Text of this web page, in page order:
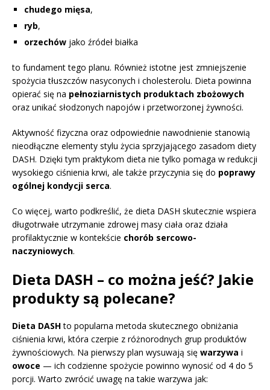
chudego mięsa,
ryb,
orzechów jako źródeł białka
to fundament tego planu. Również istotne jest zmniejszenie
spożycia tłuszczów nasyconych i cholesterolu. Dieta powinna
opierać się na pełnoziarnistych produktach zbożowych
oraz unikać słodzonych napojów i przetworzonej żywności.
Aktywność fizyczna oraz odpowiednie nawodnienie stanowią
nieodłączne elementy stylu życia sprzyjającego zasadom diety
DASH. Dzięki tym praktykom dieta nie tylko pomaga w redukcji
wysokiego ciśnienia krwi, ale także przyczynia się do poprawy
ogólnej kondycji serca.
Co więcej, warto podkreślić, że dieta DASH skutecznie wspiera
długotrwałe utrzymanie zdrowej masy ciała oraz działa
profilaktycznie w kontekście chorób sercowo-
naczyniowych.
Dieta DASH – co można jeść? Jakie
produkty są polecane?
Dieta DASHto popularna metoda skutecznego obniżania
ciśnienia krwi, która czerpie z różnorodnych grup produktów
żywnościowych. Na pierwszy plan wysuwają się warzywa i
owoce — ich codzienne spożycie powinno wynosić od 4 do 5
porcji. Warto zwrócić uwagę na takie warzywa jak: